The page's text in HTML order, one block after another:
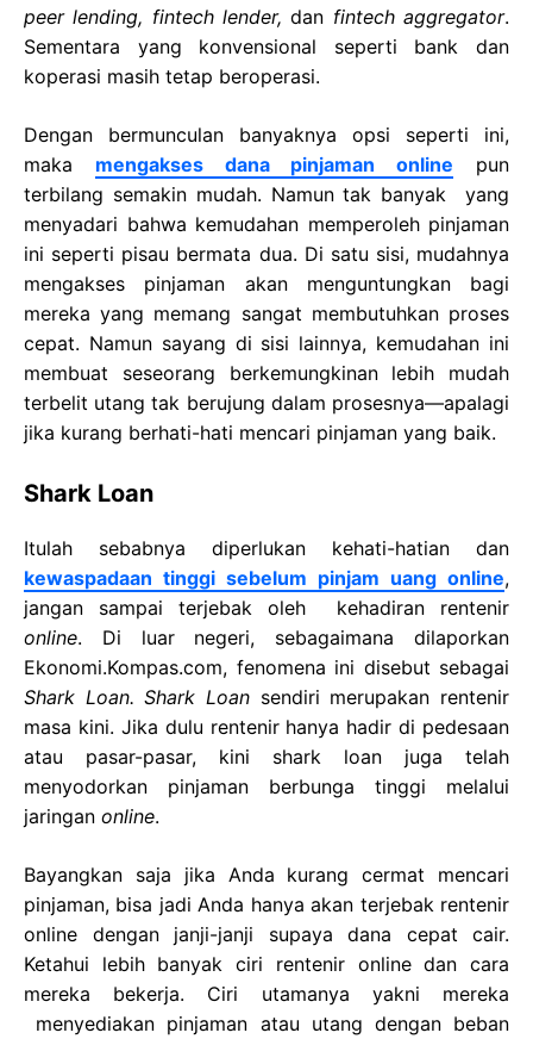
peer lending, fintech lender, dan fintech aggregator.
Sementara yang konvensional seperti bank dan
koperasi masih tetap beroperasi.
Dengan bermunculan banyaknya opsi seperti ini,
maka mengakses dana pinjaman online pun
terbilang semakin mudah. Namun tak banyak yang
menyadari bahwa kemudahan memperoleh pinjaman
ini seperti pisau bermata dua. Di satu sisi, mudahnya
mengakses pinjaman akan menguntungkan bagi
mereka yang memang sangat membutuhkan proses
cepat. Namun sayang di sisi lainnya, kemudahan ini
membuat seseorang berkemungkinan lebih mudah
terbelit utang tak berujung dalam prosesnya—apalagi
jika kurang berhati-hati mencari pinjaman yang baik.
Shark Loan
Itulah sebabnya diperlukan kehati-hatian dan
kewaspadaan tinggi sebelum pinjam uang online,
jangan sampai terjebak oleh kehadiran rentenir
online. Di luar negeri, sebagaimana dilaporkan
Ekonomi.Kompas.com, fenomena ini disebut sebagai
Shark Loan. Shark Loan sendiri merupakan rentenir
masa kini. Jika dulu rentenir hanya hadir di pedesaan
atau pasar-pasar, kini shark loan juga telah
menyodorkan pinjaman berbunga tinggi melalui
jaringan online.
Bayangkan saja jika Anda kurang cermat mencari
pinjaman, bisa jadi Anda hanya akan terjebak rentenir
online dengan janji-janji supaya dana cepat cair.
Ketahui lebih banyak ciri rentenir online dan cara
mereka bekerja. Ciri utamanya yakni mereka
menyediakan pinjaman atau utang dengan beban